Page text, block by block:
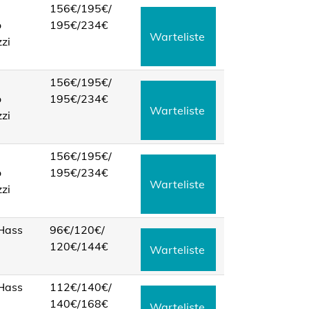
156€/195€/
195€/234€
Warteliste
156€/195€/
195€/234€
Warteliste
156€/195€/
195€/234€
Warteliste
96€/120€/
120€/144€ Warteliste
112€/140€/
140€/168€